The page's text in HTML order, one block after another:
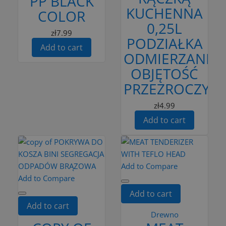
COLOR
zł7.99
Add to cart
KUCHENNA
0,25L
PODZIAŁKA
ODMIERZANIE
OBJĘTOŚĆ
zł4.99
Add to cart
Add to Compare
Add to cart
Add to Compare
Add to cart
Drewno